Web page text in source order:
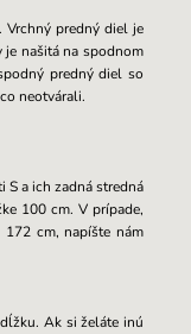
Vrchný predný diel je
je našitá na spodnom
predný diel so
neotvárali.
S a ich zadná stredná
100 cm. V prípade,
cm, napíšte nám
Ak si želáte inú